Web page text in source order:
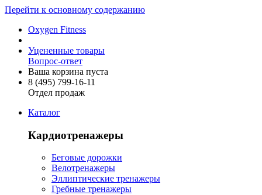
Перейти к основному содержанию
Oxygen Fitness
Уцененные товары
Вопрос-ответ
Ваша корзина пуста
8 (495) 799-16-11
Отдел продаж
Каталог
Кардиотренажеры
Беговые дорожки
Велотренажеры
Эллиптические тренажеры
Гребные тренажеры